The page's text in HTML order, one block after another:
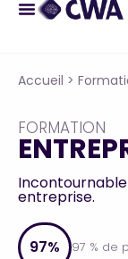
Accueil >
FORMATION
entreprise.
97% 97 % de